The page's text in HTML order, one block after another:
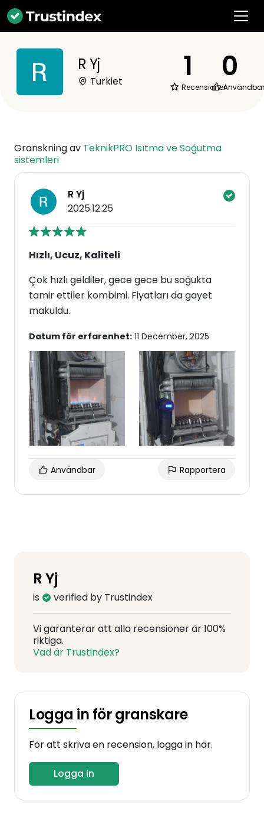
R Yj
Turkiet 1
Recensioner
0
Användbar
Granskning av TeknikPRO Isıtma ve Soğutma
sistemleri
R Yj
2025.12.25
Hızlı, Ucuz, Kaliteli
Çok hızlı geldiler, gece gece bu soğukta
tamir ettiler kombimi. Fiyatları da gayet
makuldu.
Datum för erfarenhet: 11 December, 2025
Användbar Rapportera
R Yj
is verified by Trustindex
Vi garanterar att alla recensioner är 100%
riktiga.
Vad är Trustindex?
Logga in för granskare
För att skriva en recension, logga in här.
Logga in